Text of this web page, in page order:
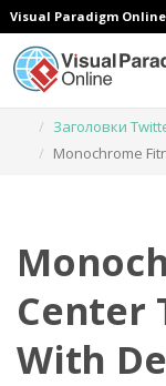
Visual Paradigm Online
Заголовки
Monochrome
Center
With